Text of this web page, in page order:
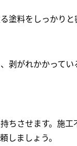
料をしっかりと
剥がれかかって
ちさせます。施
しましょう。